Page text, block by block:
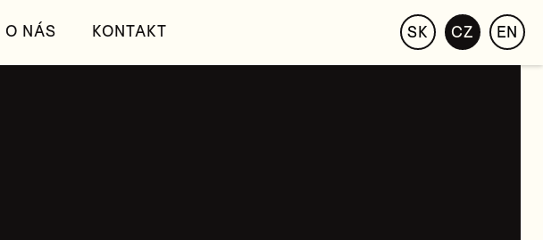
O NÁS KONTAKT SK CZ EN